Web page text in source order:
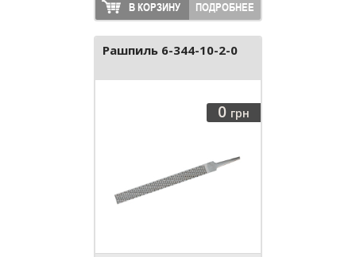
В КОРЗИНУ ПОДРОБНЕЕ
Рашпиль 6-344-10-2-0
0 грн